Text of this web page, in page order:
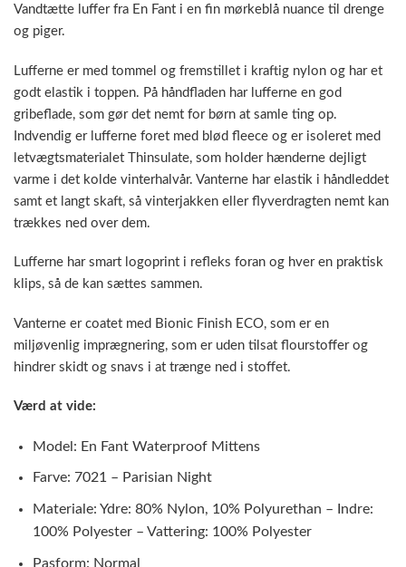
Vandtætte luffer fra En Fant i en fin mørkeblå nuance til drenge
og piger.
Lufferne er med tommel og fremstillet i kraftig nylon og har et
godt elastik i toppen. På håndfladen har lufferne en god
gribeflade, som gør det nemt for børn at samle ting op.
Indvendig er lufferne foret med blød fleece og er isoleret med
letvægtsmaterialet Thinsulate, som holder hænderne dejligt
varme i det kolde vinterhalvår. Vanterne har elastik i håndleddet
samt et langt skaft, så vinterjakken eller flyverdragten nemt kan
trækkes ned over dem.
Lufferne har smart logoprint i refleks foran og hver en praktisk
klips, så de kan sættes sammen.
Vanterne er coatet med Bionic Finish ECO, som er en
miljøvenlig imprægnering, som er uden tilsat flourstoffer og
hindrer skidt og snavs i at trænge ned i stoffet.
Værd at vide:
Model: En Fant Waterproof Mittens
Farve: 7021 – Parisian Night
Materiale: Ydre: 80% Nylon, 10% Polyurethan – Indre:
100% Polyester – Vattering: 100% Polyester
Pasform: Normal